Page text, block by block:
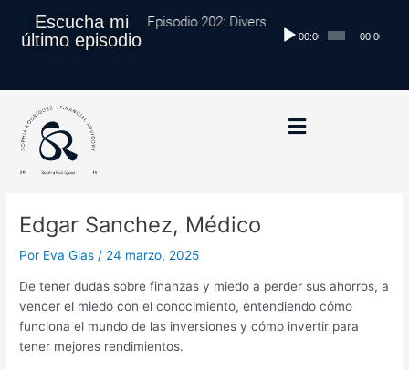
contenido
Escucha mi
último episodio
Episodio 202: Diversificación Global:
Reproductor
00:00 00:00
Edgar Sanchez, Médico
Por Eva Gias / 24 marzo, 2025
De tener dudas sobre finanzas y miedo a perder sus ahorros, a
vencer el miedo con el conocimiento, entendiendo cómo
funciona el mundo de las inversiones y cómo invertir para
tener mejores rendimientos.
entradas